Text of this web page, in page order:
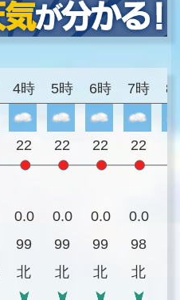
4時 5時 6時 7時 8
22 22 22 22
0.0 0.0 0.0 0.0
99 99 99 98
北 北 北 北